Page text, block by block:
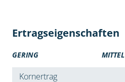
Ertragseigenschaften
GERING MITTEL
Kornertrag